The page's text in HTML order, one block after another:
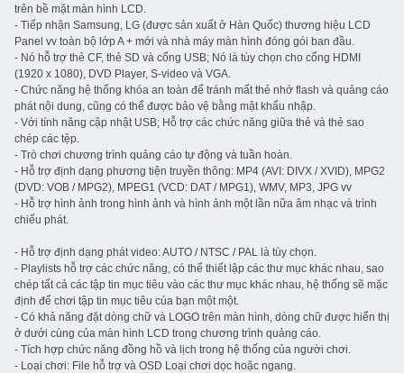
trên bề mặt màn hình LCD.
- Tiếp nhận Samsung, LG (được sản xuất ở Hàn Quốc) thương hiệu LCD
Panel vv toàn bộ lớp A + mới và nhà máy màn hình đóng gói ban đầu.
- Nó hỗ trợ thẻ CF, thẻ SD và cổng USB; Nó là tùy chọn cho cổng HDMI
(1920 x 1080), DVD Player, S-video và VGA.
- Chức năng hệ thống khóa an toàn để tránh mất thẻ nhớ flash và quảng cáo
phát nội dung, cũng có thể được bảo vệ bằng mật khẩu nhập.
- Với tính năng cập nhật USB; Hỗ trợ các chức năng giữa thẻ và thẻ sao
chép các tệp.
- Trò chơi chương trình quảng cáo tự động và tuần hoàn.
- Hỗ trợ định dạng phương tiện truyền thông: MP4 (AVI: DIVX / XVID), MPG2
(DVD: VOB / MPG2), MPEG1 (VCD: DAT / MPG1), WMV, MP3, JPG vv
- Hỗ trợ hình ảnh trong hình ảnh và hình ảnh một lần nữa âm nhạc và trình
chiếu phát.
- Hỗ trợ định dạng phát video: AUTO / NTSC / PAL là tùy chọn.
- Playlists hỗ trợ các chức năng, có thể thiết lập các thư mục khác nhau, sao
chép tất cả các tập tin mục tiêu vào các thư mục khác nhau, hệ thống sẽ mặc
định để chơi tập tin mục tiêu của bạn một một.
- Có khả năng đặt dòng chữ và LOGO trên màn hình, dòng chữ được hiển thị
ở dưới cùng của màn hình LCD trong chương trình quảng cáo.
- Tích hợp chức năng đồng hồ và lịch trong hệ thống của người chơi.
- Loại chơi: File hỗ trợ và OSD Loại chơi dọc hoặc ngang.